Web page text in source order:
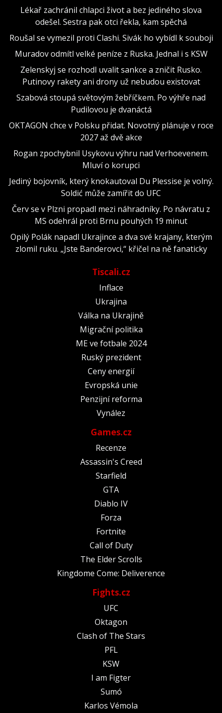
Lékař zachránil chlapci život a bez jediného slova
odešel. Sestra pak otci řekla, kam spěchá
Roušal se vymezil proti Clashi. Sivák ho vybídl k souboji
Muradov odmítl velké peníze z Ruska. Jednal i s KSW
Zelenskyj se rozhodl uvalit sankce a zničit Rusko.
Putinovy rakety ani drony už nebudou existovat
Szabová stoupá světovým žebříčkem. Po výhře nad
Pudilovou je dvanáctá
OKTAGON chce v Polsku přidat. Novotný plánuje v roce
2027 až dvě akce
Rogan zpochybnil Usykovu výhru nad Verhoevenem.
Mluví o korupci
Jediný bojovník, který knokautoval Du Plessise je volný.
Soldić může zamířit do UFC
Červ se v Plzni propadl mezi náhradníky. Po návratu z
MS odehrál proti Brnu pouhých 19 minut
Opilý Polák napadl Ukrajince a dva své krajany, kterým
zlomil ruku. „Jste Banderovci,“ křičel na ně fanaticky
Tiscali.cz
Inflace
Ukrajina
Válka na Ukrajině
Migrační politika
ME ve fotbale 2024
Ruský prezident
Ceny energií
Evropská unie
Penzijní reforma
Vynález
Games.cz
Recenze
Assassin's Creed
Starfield
GTA
Diablo IV
Forza
Fortnite
Call of Duty
The Elder Scrolls
Kingdome Come: Deliverence
Fights.cz
UFC
Oktagon
Clash of The Stars
PFL
KSW
I am Figter
Sumó
Karlos Vémola